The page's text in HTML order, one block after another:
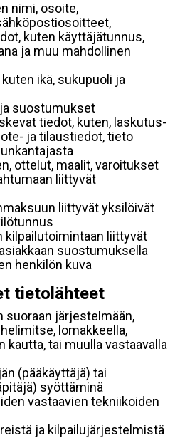
nimi, osoite,
kuten käyttäjätunnus,
ja muu mahdollinen
ikä, sukupuoli ja
suostumukset
tiedot, kuten, laskutus-
ja tilaustiedot, tieto
ottelut, maalit, varoitukset
liittyvät
liittyvät yksilöivät
kilpailutoimintaan liittyvät
suostumuksella
henkilön kuva
tietolähteet
suoraan järjestelmään,
lomakkeella,
kautta, tai muulla vastaavalla
(pääkäyttäjä) tai
syöttäminä
vastaavien tekniikoiden
ja kilpailujärjestelmistä